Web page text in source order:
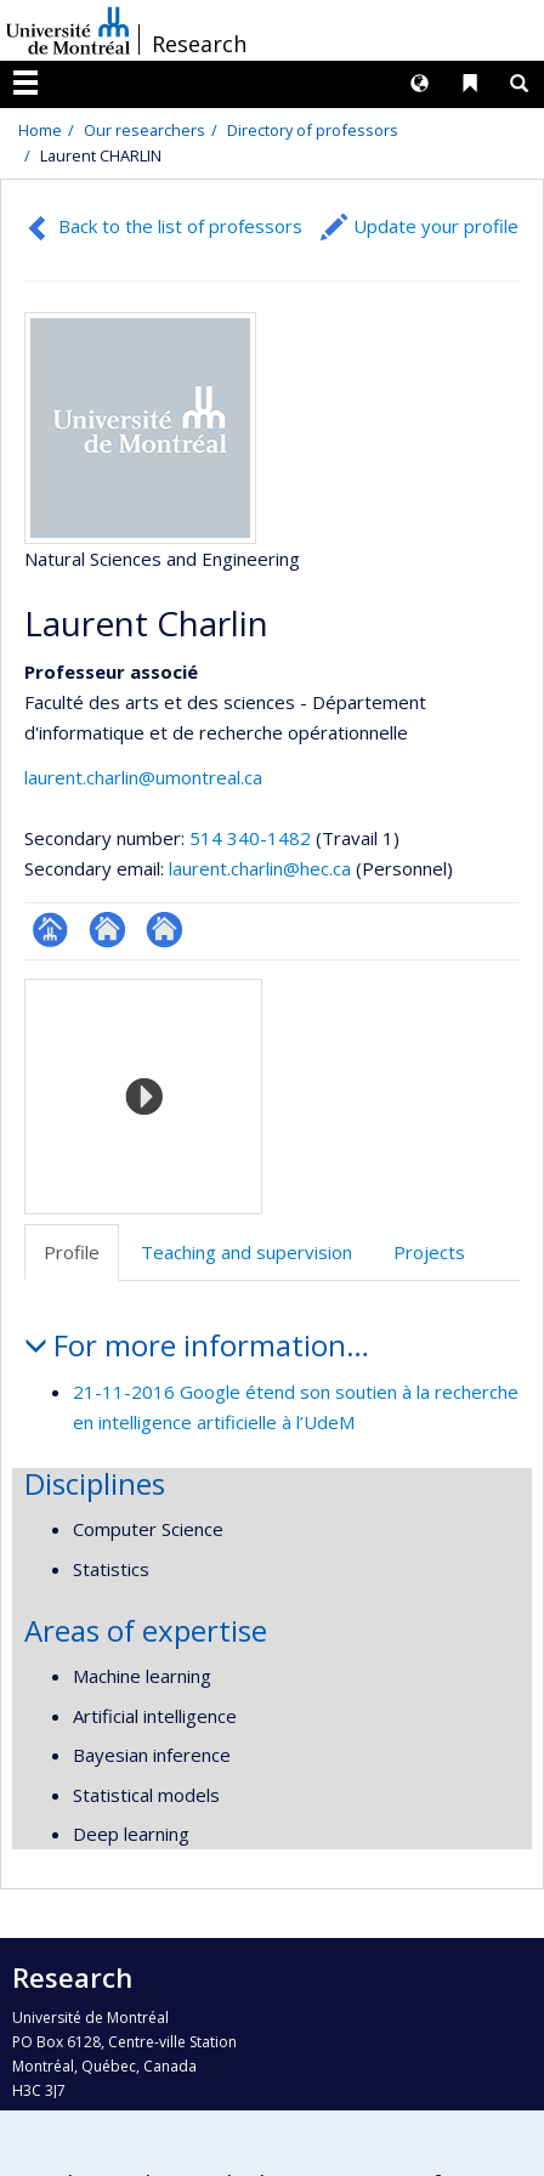
au
contenu
/Research
Menu
Liens
Langues
Home Our researchers
Directory of professors
Laurent CHARLIN
Back to the list of professors Update your profile
Natural Sciences and Engineering
Laurent Charlin
Professeur associé
Faculté des arts et des sciences - Département
d'informatique et de recherche opérationnelle
laurent.charlin@umontreal.ca
Secondary number: 514 340-1482 (Travail 1)
Secondary email: laurent.charlin@hec.ca (Personnel)
Page Site
recherche
Autre
Media
Profile Teaching and supervision Projects
For more information…
21-11-2016 Google étend son soutien à la recherche
en intelligence artificielle à l’UdeM
Disciplines
Computer Science
Statistics
Areas of expertise
Machine learning
Artificial intelligence
Bayesian inference
Statistical models
Deep learning
Research
Université de Montréal
PO Box 6128, Centre-ville Station
Montréal, Québec, Canada
H3C 3J7